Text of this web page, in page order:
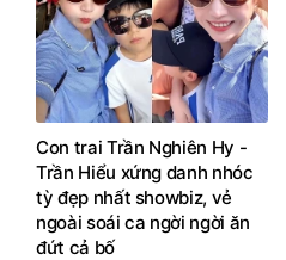
Con trai Trần Nghiên Hy -
Trần Hiểu xứng danh nhóc
tỳ đẹp nhất showbiz, vẻ
ngoài soái ca ngời ngời ăn
đứt cả bố